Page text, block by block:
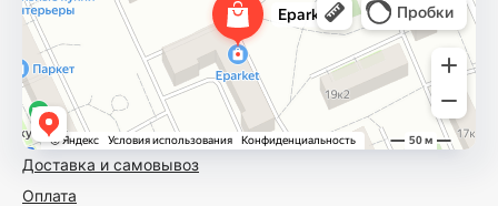
Доставка и самовывоз
Оплата